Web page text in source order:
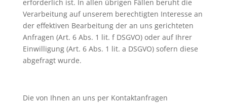
erforderlich ist. In allen übrigen Fällen beruht die
Verarbeitung auf unserem berechtigten Interesse an
der effektiven Bearbeitung der an uns gerichteten
Anfragen (Art. 6 Abs. 1 lit. f DSGVO) oder auf Ihrer
Einwilligung (Art. 6 Abs. 1 lit. a DSGVO) sofern diese
abgefragt wurde.
Die von Ihnen an uns per Kontaktanfragen